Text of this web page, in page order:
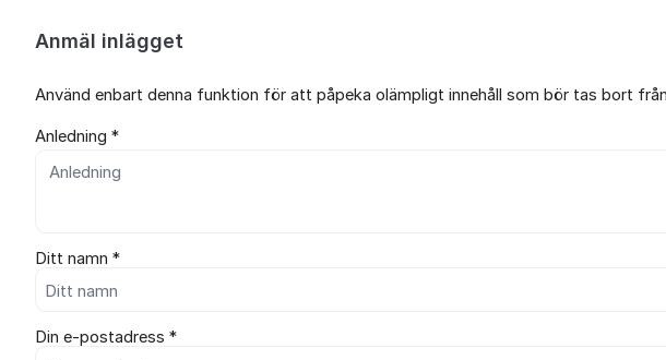
Anmäl inlägget
Använd enbart denna funktion för att påpeka olämpligt innehåll som bör tas bort
Anledning *
Ditt namn *
Din e-postadress *